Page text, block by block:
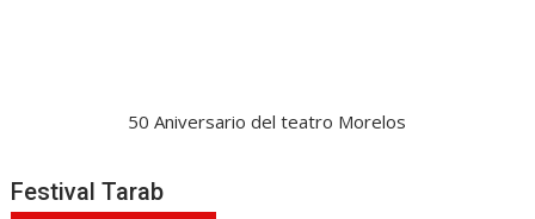
50 Aniversario del teatro Morelos
Festival Tarab